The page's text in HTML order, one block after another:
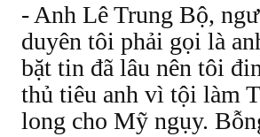
- Anh Lê Trung Bộ,
duyên tôi phải gọi là
bặt tin đã lâu nên tôi
thủ tiêu anh vì tội làm
long cho Mỹ ngụy.